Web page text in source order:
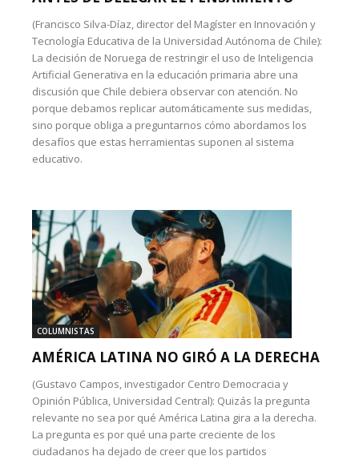
(Francisco Silva-Díaz, director del Magíster en Innovación y
Tecnología Educativa de la Universidad Autónoma de Chile):
La decisión de Noruega de restringir el uso de Inteligencia
Artificial Generativa en la educación primaria abre una
discusión que Chile debiera observar con atención. No
porque debamos replicar automáticamente sus medidas,
sino porque obliga a preguntarnos cómo abordamos los
desafíos que estas herramientas suponen al sistema
educativo.
COLUMNISTAS
AMÉRICA LATINA NO GIRÓ A LA DERECHA
(Gustavo Campos, investigador Centro Democracia y
Opinión Pública, Universidad Central): Quizás la pregunta
relevante no sea por qué América Latina gira a la derecha.
La pregunta es por qué una parte creciente de los
ciudadanos ha dejado de creer que los partidos